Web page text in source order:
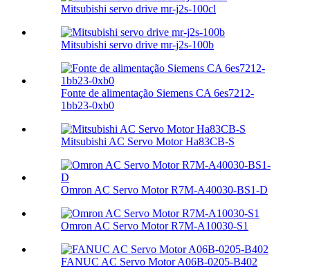
Mitsubishi servo drive mr-j2s-100cl
Mitsubishi servo drive mr-j2s-100b
Fonte de alimentação Siemens CA 6es7212-
1bb23-0xb0
Mitsubishi AC Servo Motor Ha83CB-S
Omron AC Servo Motor R7M-A40030-BS1-D
Omron AC Servo Motor R7M-A10030-S1
FANUC AC Servo Motor A06B-0205-B402